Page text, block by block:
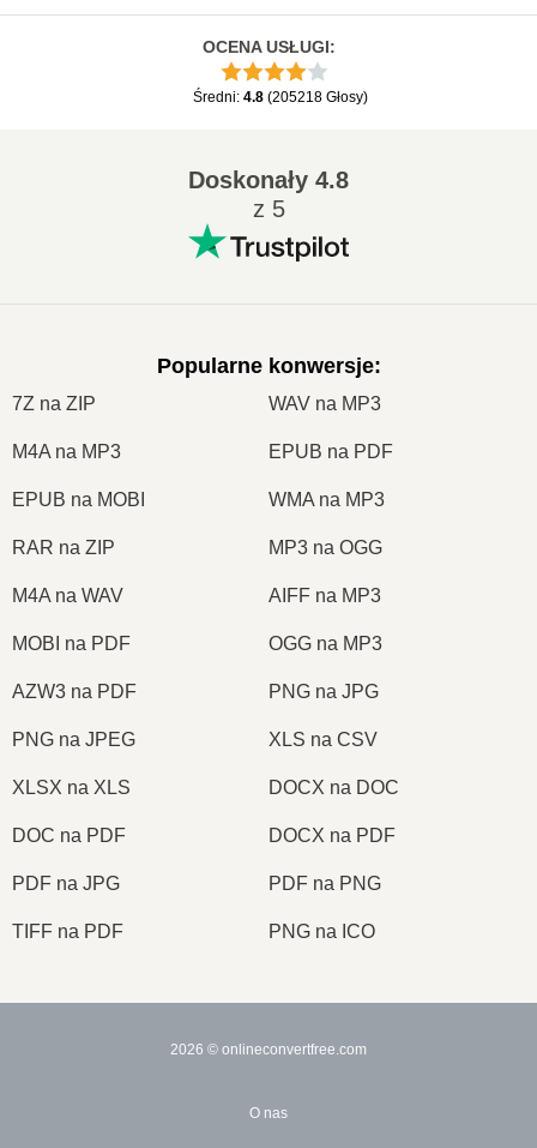
OCENA USŁUGI:
Średni: 4.8 (205218 Głosy)
Doskonały 4.8
z 5
Popularne konwersje:
7Z na ZIP WAV na MP3
M4A na MP3 EPUB na PDF
EPUB na MOBI WMA na MP3
RAR na ZIP MP3 na OGG
M4A na WAV AIFF na MP3
MOBI na PDF OGG na MP3
AZW3 na PDF PNG na JPG
PNG na JPEG XLS na CSV
XLSX na XLS DOCX na DOC
DOC na PDF DOCX na PDF
PDF na JPG PDF na PNG
TIFF na PDF PNG na ICO
2026 © onlineconvertfree.com
O nas